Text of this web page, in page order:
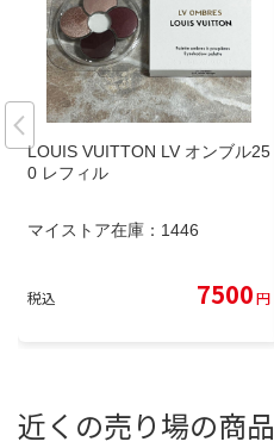
LOUIS VUITTON LV オンブル25
0 レフィル
マイストア在庫： 1446
税込 7500円
近くの売り場の商品